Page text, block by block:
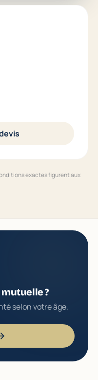
exactes figurent aux
?
selon votre âge,